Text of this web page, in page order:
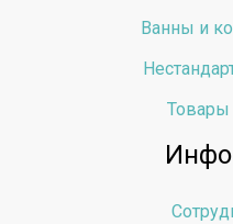
Ванны и
Товары